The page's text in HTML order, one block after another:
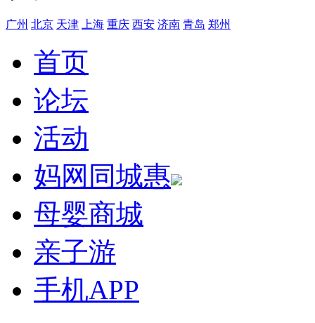
广州 北京 天津 上海 重庆 西安 济南 青岛 郑州
首页
论坛
活动
妈网同城惠
母婴商城
亲子游
手机APP